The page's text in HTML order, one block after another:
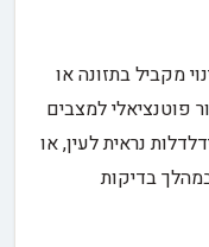
מקביל בתזונה או
פוטנציאלי למצבים
נראית לעין, או
בדיקות